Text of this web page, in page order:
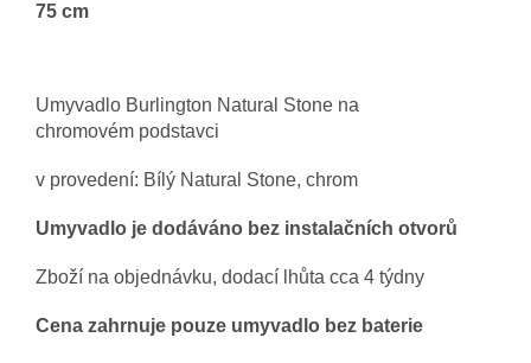
75 cm
Umyvadlo Burlington Natural Stone na
chromovém podstavci
v provedení: Bílý Natural Stone, chrom
Umyvadlo je dodáváno bez instalačních otvorů
Zboží na objednávku, dodací lhůta cca 4 týdny
Cena zahrnuje pouze umyvadlo bez baterie